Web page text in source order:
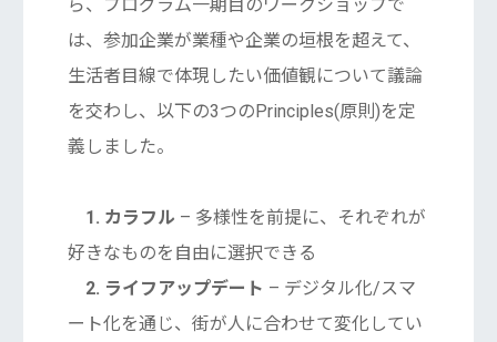
ら、プログラム一期目のワークショップで
は、参加企業が業種や企業の垣根を超えて、
生活者目線で体現したい価値観について議論
を交わし、以下の3つのPrinciples(原則)を定
義しました。
1. カラフル – 多様性を前提に、それぞれが
好きなものを自由に選択できる
2. ライフアップデート – デジタル化/スマ
ート化を通じ、街が人に合わせて変化してい